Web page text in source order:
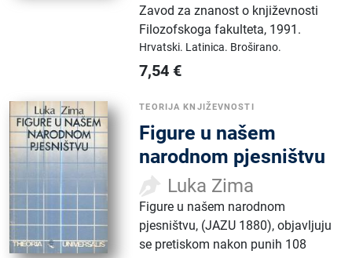
Zavod za znanost o književnosti
Filozofskoga fakulteta, 1991.
Hrvatski. Latinica. Broširano.
7,54 €
TEORIJA KNJIŽEVNOSTI
Figure u našem
narodnom pjesništvu
Luka Zima
Figure u našem narodnom
pjesništvu, (JAZU 1880), objavljuju
se pretiskom nakon punih 108